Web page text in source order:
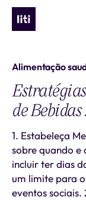
Alimentação
de
1. Estabeleça
sobre quando e
incluir ter dias
um limite para
eventos sociais.